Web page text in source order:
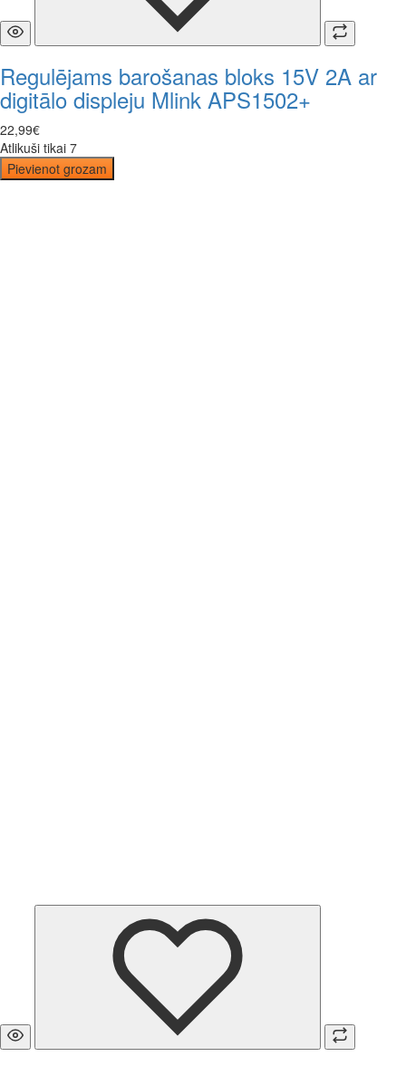
Regulējams barošanas bloks 15V 2A ar
digitālo displeju Mlink APS1502+
22,99€
Atlikuši tikai 7
Pievienot grozam